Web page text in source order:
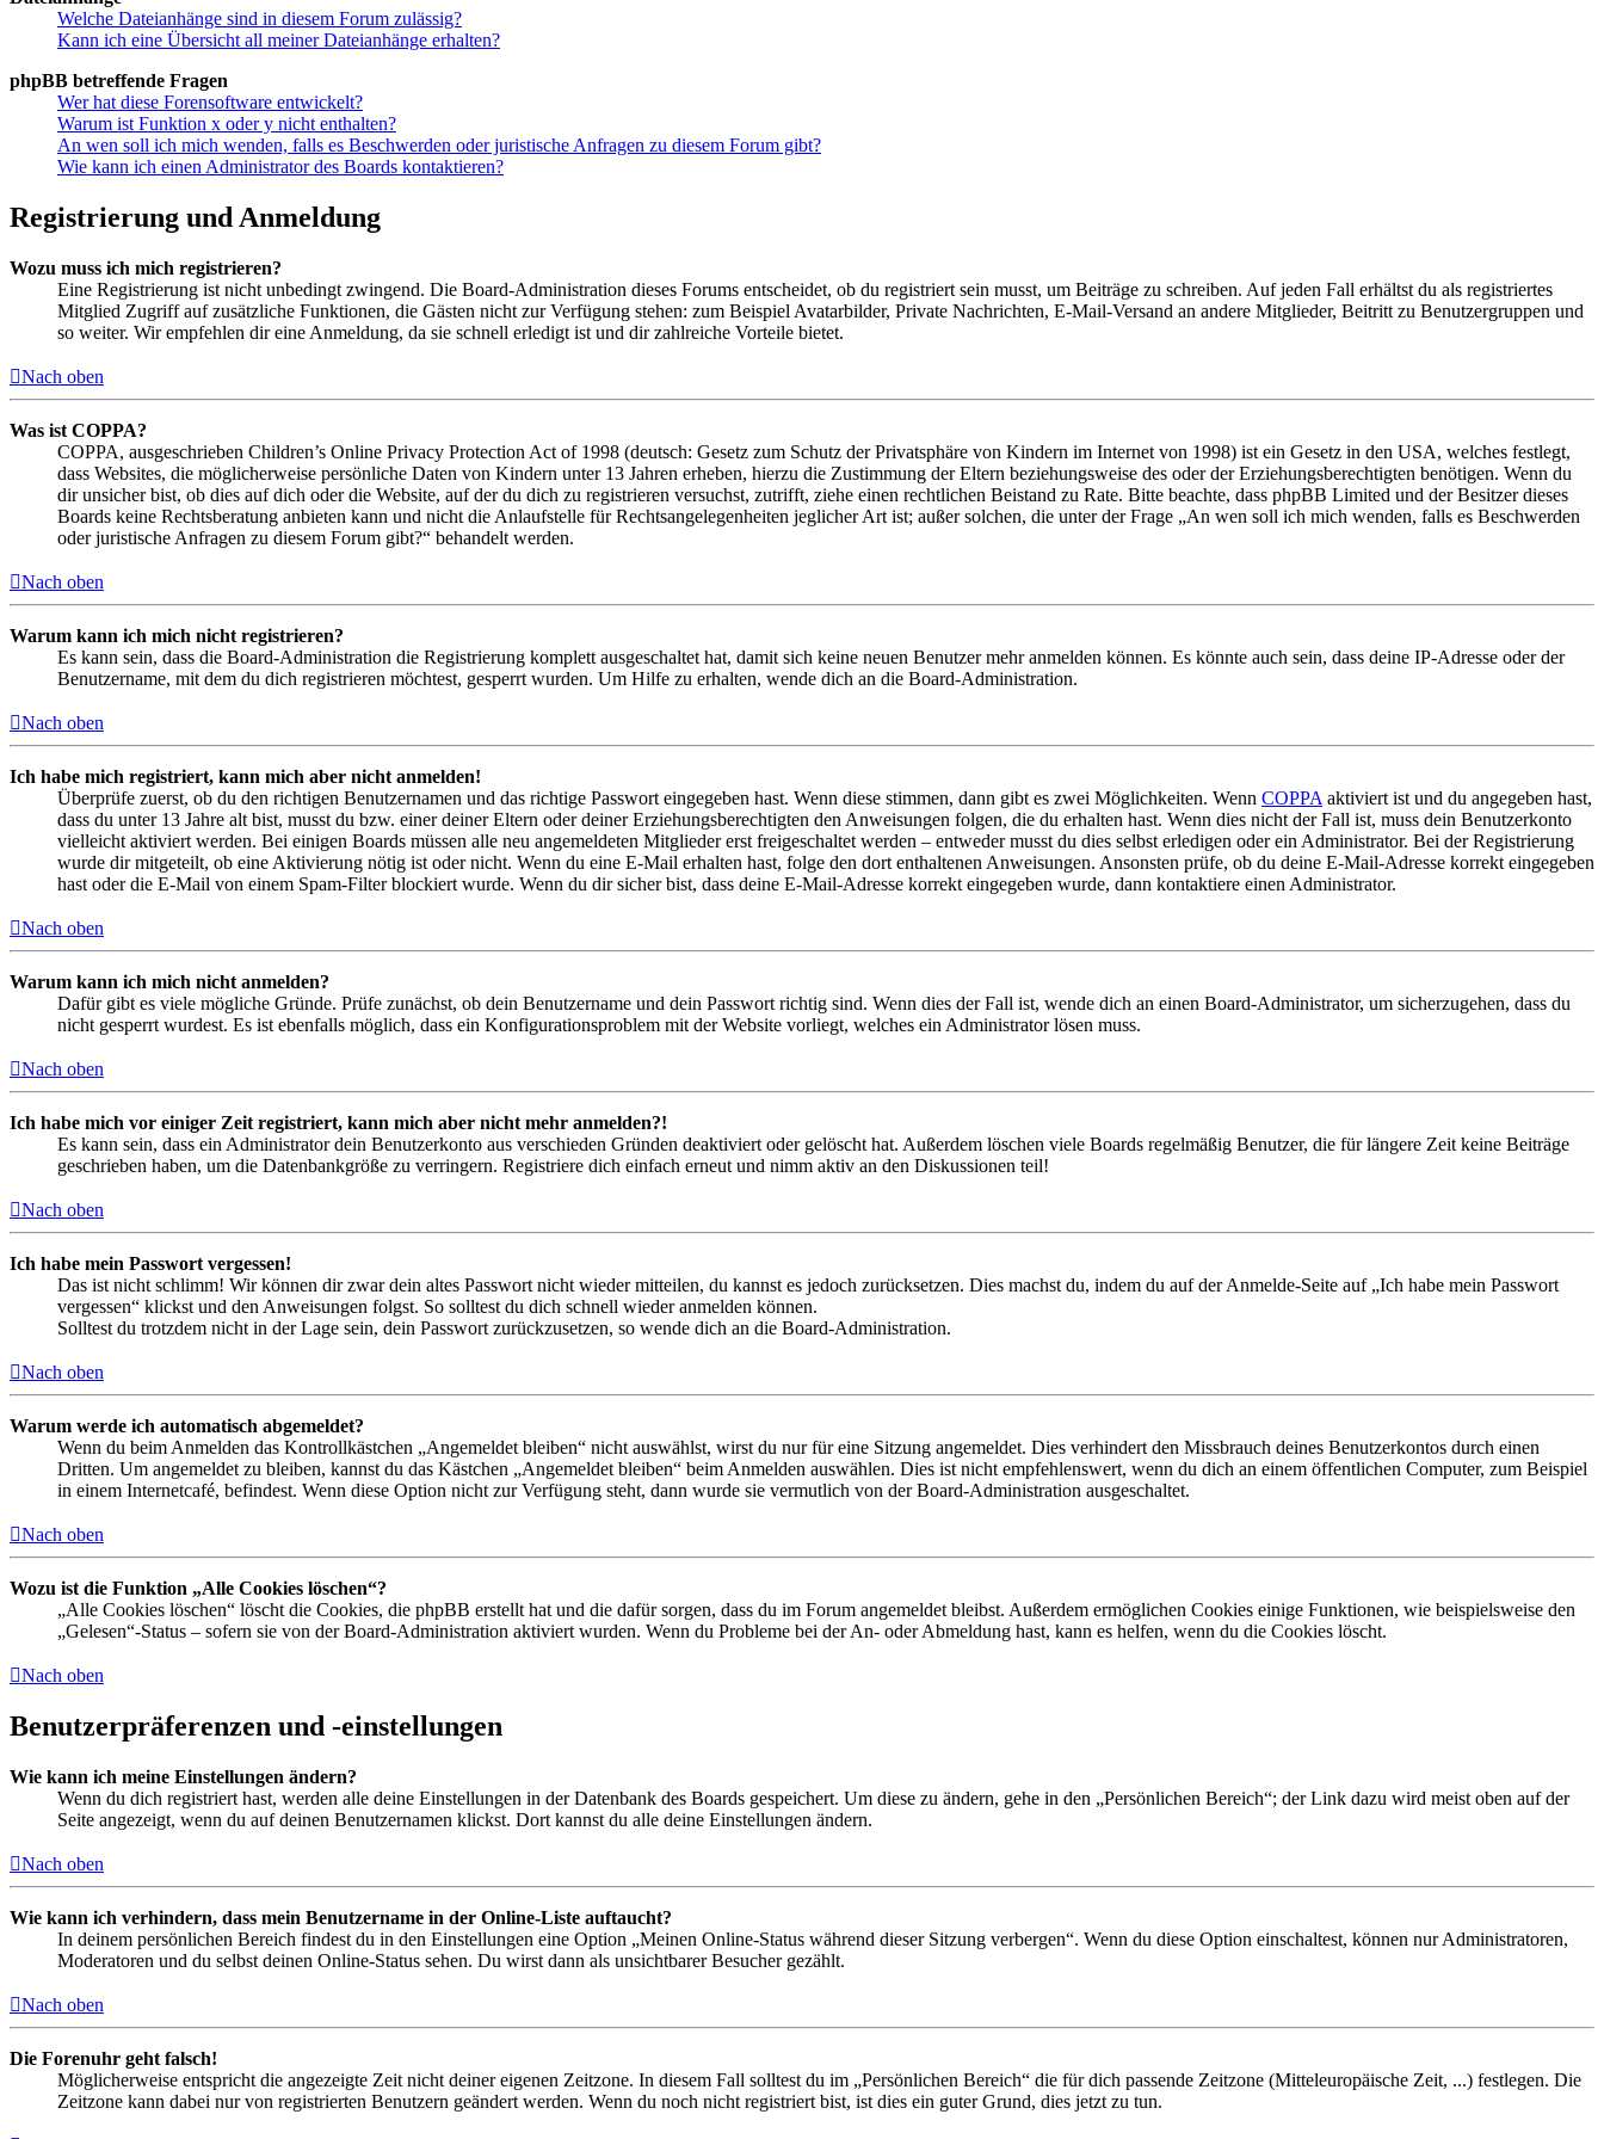
Welche Dateianhänge sind in diesem Forum zulässig?
Kann ich eine Übersicht all meiner Dateianhänge erhalten?
phpBB betreffende Fragen
Wer hat diese Forensoftware entwickelt?
Warum ist Funktion x oder y nicht enthalten?
An wen soll ich mich wenden, falls es Beschwerden oder juristische Anfragen zu diesem Forum gibt?
Wie kann ich einen Administrator des Boards kontaktieren?
Registrierung und Anmeldung
Wozu muss ich mich registrieren?
Eine Registrierung ist nicht unbedingt zwingend. Die Board-Administration dieses Forums entscheidet, ob du registriert sein musst, um Beiträge zu schreiben. Auf jeden Fall erhältst du als registriertes
Mitglied Zugriff auf zusätzliche Funktionen, die Gästen nicht zur Verfügung stehen: zum Beispiel Avatarbilder, Private Nachrichten, E-Mail-Versand an andere Mitglieder, Beitritt zu Benutzergruppen und
so weiter. Wir empfehlen dir eine Anmeldung, da sie schnell erledigt ist und dir zahlreiche Vorteile bietet.
Nach oben
Was ist COPPA?
COPPA, ausgeschrieben Children’s Online Privacy Protection Act of 1998 (deutsch: Gesetz zum Schutz der Privatsphäre von Kindern im Internet von 1998) ist ein Gesetz in den USA, welches festlegt,
dass Websites, die möglicherweise persönliche Daten von Kindern unter 13 Jahren erheben, hierzu die Zustimmung der Eltern beziehungsweise des oder der Erziehungsberechtigten benötigen. Wenn du
dir unsicher bist, ob dies auf dich oder die Website, auf der du dich zu registrieren versuchst, zutrifft, ziehe einen rechtlichen Beistand zu Rate. Bitte beachte, dass phpBB Limited und der Besitzer dieses
Boards keine Rechtsberatung anbieten kann und nicht die Anlaufstelle für Rechtsangelegenheiten jeglicher Art ist; außer solchen, die unter der Frage „An wen soll ich mich wenden, falls es Beschwerden
oder juristische Anfragen zu diesem Forum gibt?“ behandelt werden.
Nach oben
Warum kann ich mich nicht registrieren?
Es kann sein, dass die Board-Administration die Registrierung komplett ausgeschaltet hat, damit sich keine neuen Benutzer mehr anmelden können. Es könnte auch sein, dass deine IP-Adresse oder der
Benutzername, mit dem du dich registrieren möchtest, gesperrt wurden. Um Hilfe zu erhalten, wende dich an die Board-Administration.
Nach oben
Ich habe mich registriert, kann mich aber nicht anmelden!
Überprüfe zuerst, ob du den richtigen Benutzernamen und das richtige Passwort eingegeben hast. Wenn diese stimmen, dann gibt es zwei Möglichkeiten. Wenn COPPA aktiviert ist und du angegeben hast,
dass du unter 13 Jahre alt bist, musst du bzw. einer deiner Eltern oder deiner Erziehungsberechtigten den Anweisungen folgen, die du erhalten hast. Wenn dies nicht der Fall ist, muss dein Benutzerkonto
vielleicht aktiviert werden. Bei einigen Boards müssen alle neu angemeldeten Mitglieder erst freigeschaltet werden – entweder musst du dies selbst erledigen oder ein Administrator. Bei der Registrierung
wurde dir mitgeteilt, ob eine Aktivierung nötig ist oder nicht. Wenn du eine E-Mail erhalten hast, folge den dort enthaltenen Anweisungen. Ansonsten prüfe, ob du deine E-Mail-Adresse korrekt eingegeben
hast oder die E-Mail von einem Spam-Filter blockiert wurde. Wenn du dir sicher bist, dass deine E-Mail-Adresse korrekt eingegeben wurde, dann kontaktiere einen Administrator.
Nach oben
Warum kann ich mich nicht anmelden?
Dafür gibt es viele mögliche Gründe. Prüfe zunächst, ob dein Benutzername und dein Passwort richtig sind. Wenn dies der Fall ist, wende dich an einen Board-Administrator, um sicherzugehen, dass du
nicht gesperrt wurdest. Es ist ebenfalls möglich, dass ein Konfigurationsproblem mit der Website vorliegt, welches ein Administrator lösen muss.
Nach oben
Ich habe mich vor einiger Zeit registriert, kann mich aber nicht mehr anmelden?!
Es kann sein, dass ein Administrator dein Benutzerkonto aus verschieden Gründen deaktiviert oder gelöscht hat. Außerdem löschen viele Boards regelmäßig Benutzer, die für längere Zeit keine Beiträge
geschrieben haben, um die Datenbankgröße zu verringern. Registriere dich einfach erneut und nimm aktiv an den Diskussionen teil!
Nach oben
Ich habe mein Passwort vergessen!
Das ist nicht schlimm! Wir können dir zwar dein altes Passwort nicht wieder mitteilen, du kannst es jedoch zurücksetzen. Dies machst du, indem du auf der Anmelde-Seite auf „Ich habe mein Passwort
vergessen“ klickst und den Anweisungen folgst. So solltest du dich schnell wieder anmelden können.
Solltest du trotzdem nicht in der Lage sein, dein Passwort zurückzusetzen, so wende dich an die Board-Administration.
Nach oben
Warum werde ich automatisch abgemeldet?
Wenn du beim Anmelden das Kontrollkästchen „Angemeldet bleiben“ nicht auswählst, wirst du nur für eine Sitzung angemeldet. Dies verhindert den Missbrauch deines Benutzerkontos durch einen
Dritten. Um angemeldet zu bleiben, kannst du das Kästchen „Angemeldet bleiben“ beim Anmelden auswählen. Dies ist nicht empfehlenswert, wenn du dich an einem öffentlichen Computer, zum Beispiel
in einem Internetcafé, befindest. Wenn diese Option nicht zur Verfügung steht, dann wurde sie vermutlich von der Board-Administration ausgeschaltet.
Nach oben
Wozu ist die Funktion „Alle Cookies löschen“?
„Alle Cookies löschen“ löscht die Cookies, die phpBB erstellt hat und die dafür sorgen, dass du im Forum angemeldet bleibst. Außerdem ermöglichen Cookies einige Funktionen, wie beispielsweise den
„Gelesen“-Status – sofern sie von der Board-Administration aktiviert wurden. Wenn du Probleme bei der An- oder Abmeldung hast, kann es helfen, wenn du die Cookies löscht.
Nach oben
Benutzerpräferenzen und -einstellungen
Wie kann ich meine Einstellungen ändern?
Wenn du dich registriert hast, werden alle deine Einstellungen in der Datenbank des Boards gespeichert. Um diese zu ändern, gehe in den „Persönlichen Bereich“; der Link dazu wird meist oben auf der
Seite angezeigt, wenn du auf deinen Benutzernamen klickst. Dort kannst du alle deine Einstellungen ändern.
Nach oben
Wie kann ich verhindern, dass mein Benutzername in der Online-Liste auftaucht?
In deinem persönlichen Bereich findest du in den Einstellungen eine Option „Meinen Online-Status während dieser Sitzung verbergen“. Wenn du diese Option einschaltest, können nur Administratoren,
Moderatoren und du selbst deinen Online-Status sehen. Du wirst dann als unsichtbarer Besucher gezählt.
Nach oben
Die Forenuhr geht falsch!
Möglicherweise entspricht die angezeigte Zeit nicht deiner eigenen Zeitzone. In diesem Fall solltest du im „Persönlichen Bereich“ die für dich passende Zeitzone (Mitteleuropäische Zeit, ...) festlegen. Die
Zeitzone kann dabei nur von registrierten Benutzern geändert werden. Wenn du noch nicht registriert bist, ist dies ein guter Grund, dies jetzt zu tun.